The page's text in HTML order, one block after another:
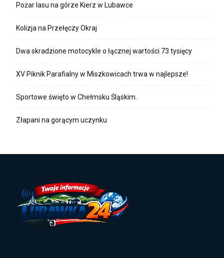
Pożar lasu na górze Kierz w Lubawce
Kolizja na Przełęczy Okraj
Dwa skradzione motocykle o łącznej wartości 73 tysięcy
XV Piknik Parafialny w Miszkowicach trwa w najlepsze!
Sportowe święto w Chełmsku Śląskim.
Złapani na gorącym uczynku